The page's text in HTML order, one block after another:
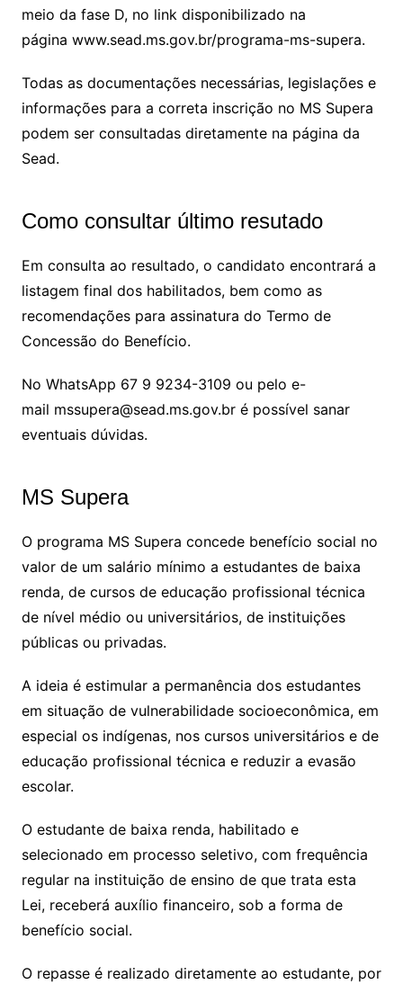
meio da fase D, no link disponibilizado na
página www.sead.ms.gov.br/programa-ms-supera.
Todas as documentações necessárias, legislações e
informações para a correta inscrição no MS Supera
podem ser consultadas diretamente na página da
Sead.
Como consultar último resutado
Em consulta ao resultado, o candidato encontrará a
listagem final dos habilitados, bem como as
recomendações para assinatura do Termo de
Concessão do Benefício.
No WhatsApp 67 9 9234-3109 ou pelo e-
mail mssupera@sead.ms.gov.br é possível sanar
eventuais dúvidas.
MS Supera
O programa MS Supera concede benefício social no
valor de um salário mínimo a estudantes de baixa
renda, de cursos de educação profissional técnica
de nível médio ou universitários, de instituições
públicas ou privadas.
A ideia é estimular a permanência dos estudantes
em situação de vulnerabilidade socioeconômica, em
especial os indígenas, nos cursos universitários e de
educação profissional técnica e reduzir a evasão
escolar.
O estudante de baixa renda, habilitado e
selecionado em processo seletivo, com frequência
regular na instituição de ensino de que trata esta
Lei, receberá auxílio financeiro, sob a forma de
benefício social.
O repasse é realizado diretamente ao estudante, por